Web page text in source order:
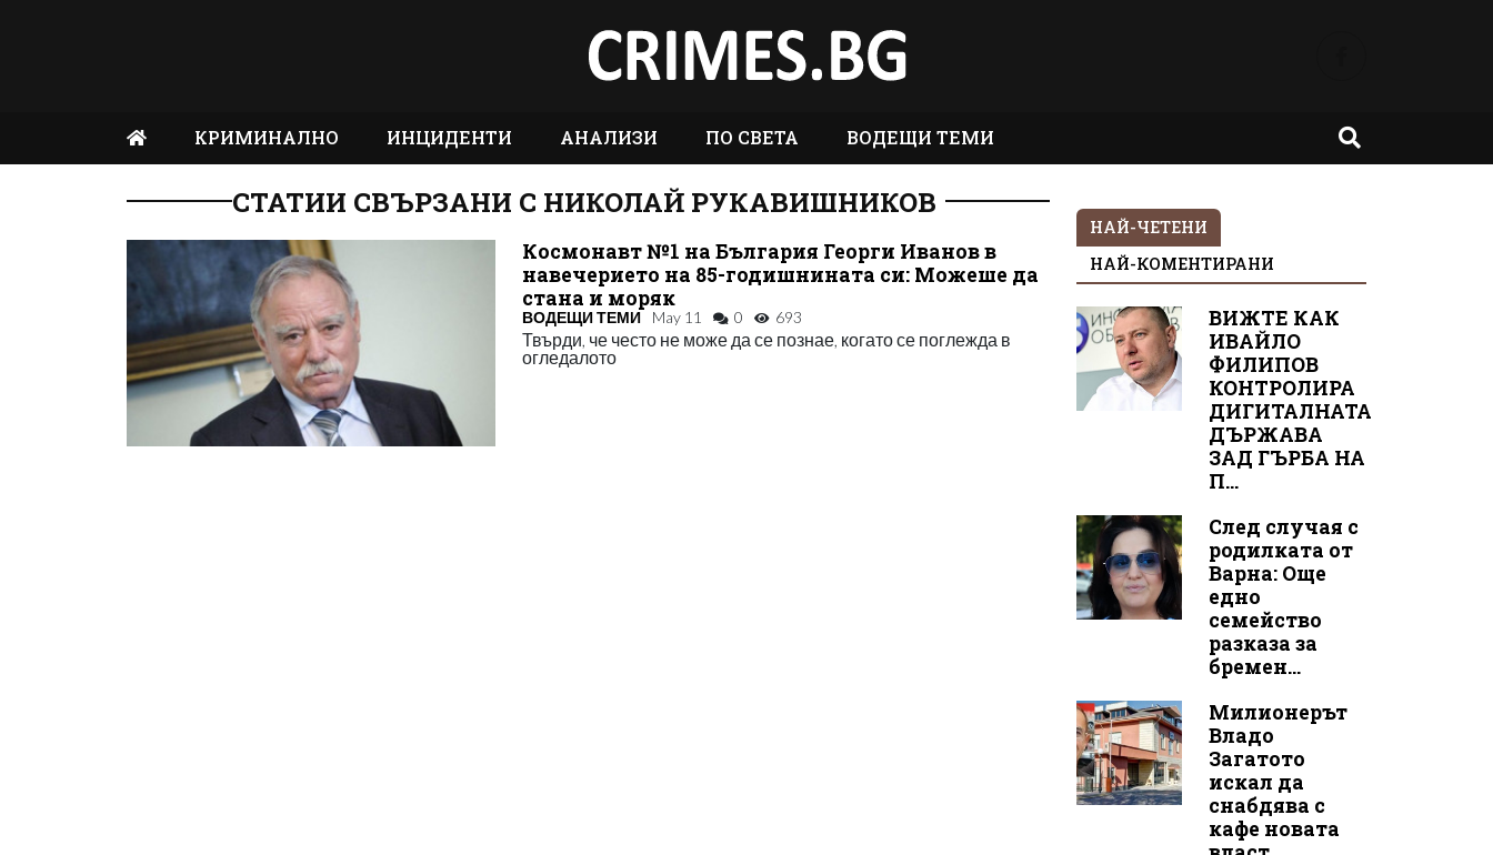
КРИМИНАЛНО ИНЦИДЕНТИ АНАЛИЗИ ПО СВЕТА ВОДЕЩИ ТЕМИ
СТАТИИ СВЪРЗАНИ С НИКОЛАЙ РУКАВИШНИКОВ
Космонавт №1 на България Георги Иванов в
навечерието на 85-годишнината си: Можеше да
стана и моряк
ВОДЕЩИ ТЕМИ May 11 0 693
Твърди, че често не може да се познае, когато се поглежда в
огледалото
НАЙ-ЧЕТЕНИ
НАЙ-КОМЕНТИРАНИ
ВИЖТЕ КАК
ИВАЙЛО
ФИЛИПОВ
КОНТРОЛИРА
ДИГИТАЛНАТА
ДЪРЖАВА
ЗАД ГЪРБА НА
П...
След случая с
родилката от
Варна: Още
едно
семейство
разказа за
бремен...
Милионерът
Владо
Загатото
искал да
снабдява с
кафе новата